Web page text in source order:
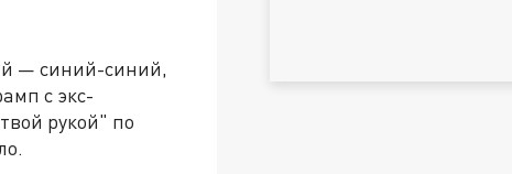
— синий-синий,
с экс-
рукой" по